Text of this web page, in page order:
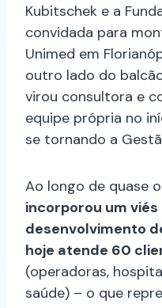
Kubitschek e a
convidada para
Unimed em
outro lado do
virou consultora e
equipe própria no
se tornando a
Ao longo de quase
incorporou um
desenvolvimento
hoje atende 60
(operadoras,
saúde) – o que